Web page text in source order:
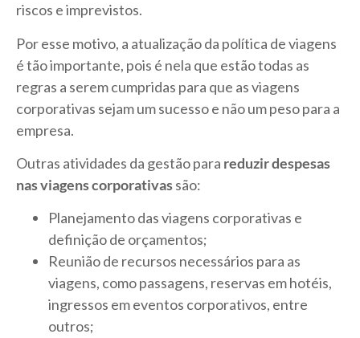
riscos e imprevistos.
Por esse motivo, a atualização da política de viagens
é tão importante, pois é nela que estão todas as
regras a serem cumpridas para que as viagens
corporativas sejam um sucesso e não um peso para a
empresa.
Outras atividades da gestão para reduzir despesas
nas viagens corporativassão:
Planejamento das viagens corporativas e
definição de orçamentos;
Reunião de recursos necessários para as
viagens, como passagens, reservas em hotéis,
ingressos em eventos corporativos, entre
outros;